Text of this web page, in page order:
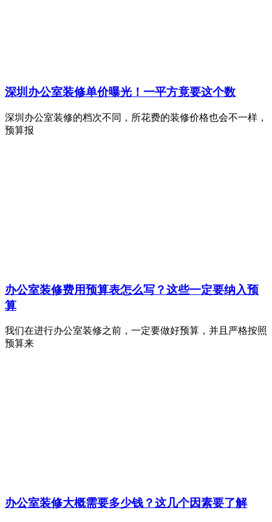
深圳办公室装修单价曝光！一平方竟要这个数
深圳办公室装修的档次不同，所花费的装修价格也会不一样，
预算报
办公室装修费用预算表怎么写？这些一定要纳入预
算
我们在进行办公室装修之前，一定要做好预算，并且严格按照
预算来
办公室装修大概需要多少钱？这几个因素要了解